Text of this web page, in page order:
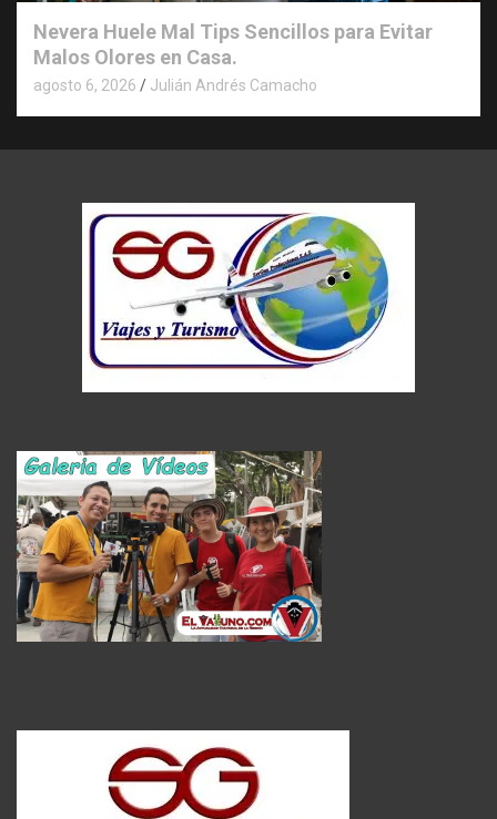
Nevera Huele Mal Tips Sencillos para Evitar
Malos Olores en Casa.
agosto 6, 2026 Julián Andrés Camacho